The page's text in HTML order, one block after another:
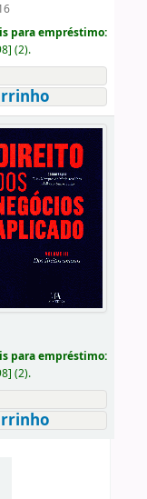
para empréstimo:
] (2).
para empréstimo:
] (2).